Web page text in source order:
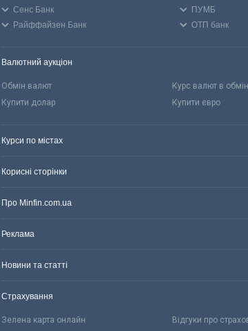
Сенс Банк
ПУМБ
Райффайзен Банк
ОТП банк
Валютний аукціон
Обмін валют Курс валют в
Купити долар
Купити євро
Курси по містах
Корисні сторінки
Про Minfin.com.ua
Реклама
Новини та статті
Страхування
Зелена карта онлайн Відгуки про